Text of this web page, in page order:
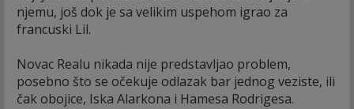
njemu, još dok je sa velikim uspehom igrao za
francuski Lil.
Novac Realu nikada nije predstavljao problem,
posebno što se očekuje odlazak bar jednog veziste, ili
čak obojice, Iska Alarkona i Hamesa Rodrigesa.